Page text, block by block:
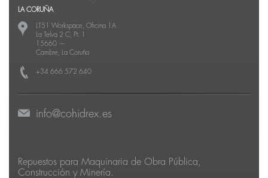
LA CORUÑA
LT51 Workspace, Oficina 1A
La Telva 2 C, Pt. 1
15660 —
Cambre, La Coruña
+34 666 572 640
info@cohidrex.es
Repuestos para Maquinaria de Obra Pública,
Construcción y Minería.